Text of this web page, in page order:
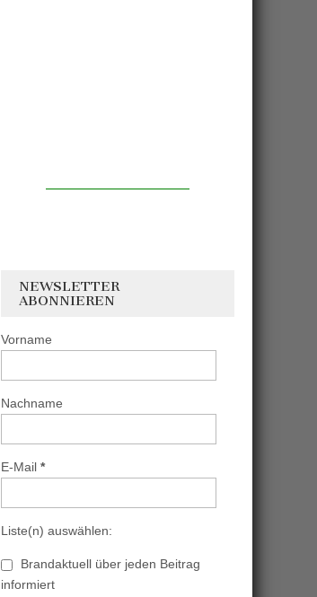
NEWSLETTER
ABONNIEREN
Vorname
Nachname
E-Mail *
Liste(n) auswählen:
Brandaktuell über jeden Beitrag
informiert